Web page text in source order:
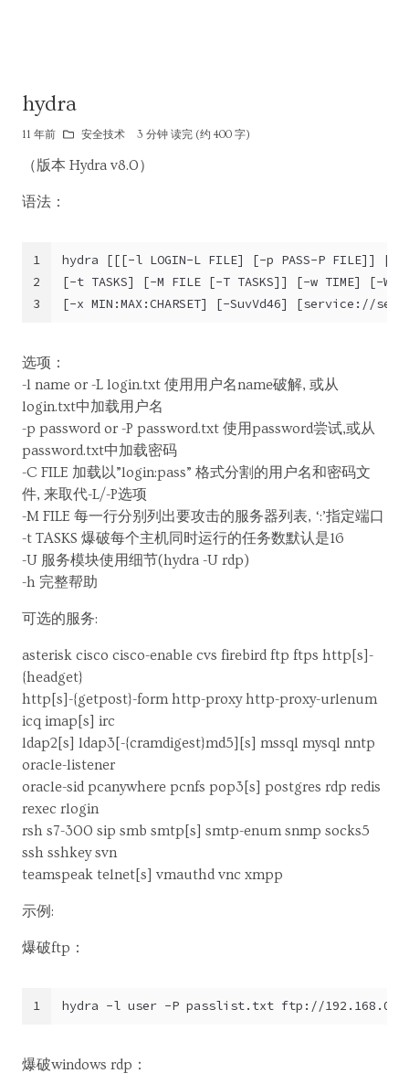
hydra
11 年前 安全技术 3 分钟 读完 (约 400 字)
（版本 Hydra v8.0）
语法：
1
2
3
hydra [[[-l LOGIN-L FILE] [-p PASS-P FILE]]
[-t TASKS] [-M FILE [-T TASKS]] [-w TIME] [-W
[-x MIN:MAX:CHARSET] [-SuvVd46] [service://
选项：
-l name or -L login.txt 使用用户名name破解, 或从
login.txt中加载用户名
-p password or -P password.txt 使用password尝试,或从
password.txt中加载密码
-C FILE 加载以”login:pass” 格式分割的用户名和密码文
件, 来取代-L/-P选项
-M FILE 每一行分别列出要攻击的服务器列表, ‘:’指定端口
-t TASKS 爆破每个主机同时运行的任务数默认是16
-U 服务模块使用细节(hydra -U rdp)
-h 完整帮助
可选的服务:
asterisk cisco cisco-enable cvs firebird ftp ftps http[s]-
{headget}
http[s]-{getpost}-form http-proxy http-proxy-urlenum
icq imap[s] irc
ldap2[s] ldap3[-{cramdigest}md5][s] mssql mysql nntp
oracle-listener
oracle-sid pcanywhere pcnfs pop3[s] postgres rdp redis
rexec rlogin
rsh s7-300 sip smb smtp[s] smtp-enum snmp socks5
ssh sshkey svn
teamspeak telnet[s] vmauthd vnc xmpp
示例:
爆破ftp：
1 hydra -l user -P passlist.txt ftp://192.168.0.1
爆破windows rdp：